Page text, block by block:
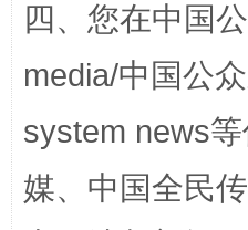
站台名比不上好声
四、您在中国
media/中国公
system news
媒、中国全民